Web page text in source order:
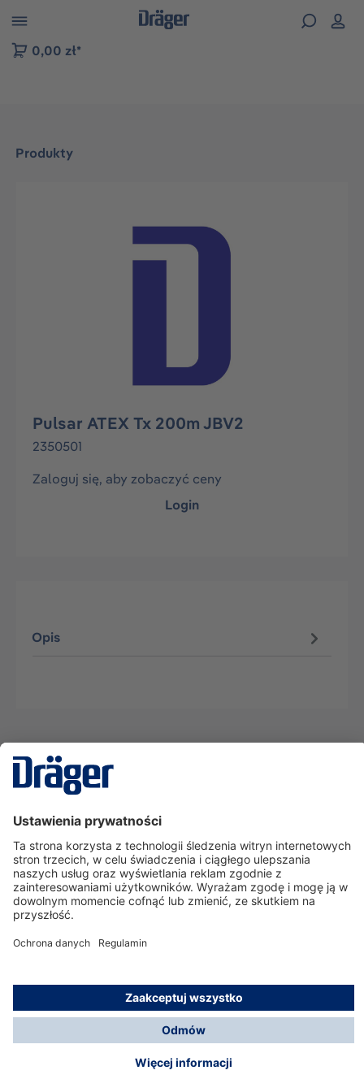
do nawigacji na platformie B2B
0,00 zł*
Produkty
Pomiń galerię zdjęć
Pulsar ATEX Tx 200m JBV2
2350501
Zaloguj się, aby zobaczyć ceny
Login
Opis
Serwisowa linia hotline
O nas
Korzystanie ze sklepu
© Dräger Polska Sp. z o.o., 2025
*Wszystkie ceny bez VAT, na warunkach opisanych w